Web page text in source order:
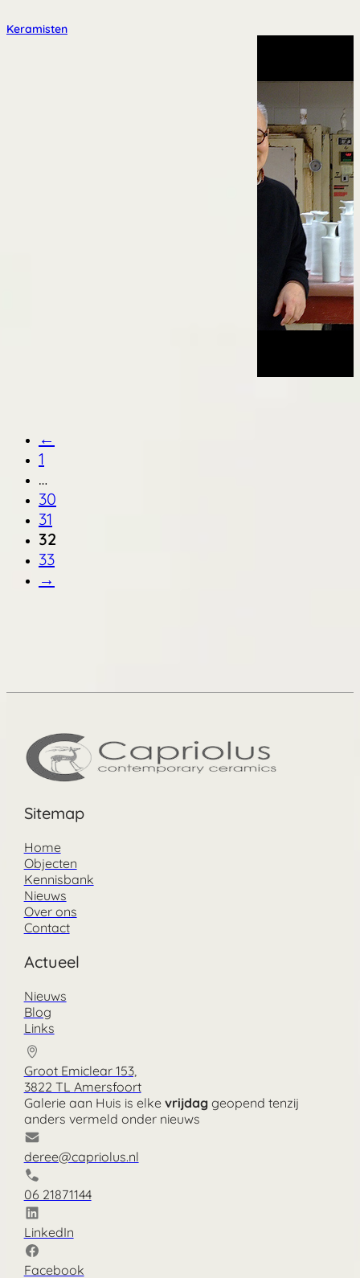
Keramisten
←
1
…
30
31
32
33
→
Sitemap
Home
Objecten
Kennisbank
Nieuws
Over ons
Contact
Actueel
Nieuws
Blog
Links
Groot Emiclear 153,
3822 TL Amersfoort
Galerie aan Huis is elke vrijdaggeopend tenzij
anders vermeld onder nieuws
deree@capriolus.nl
06 21871144
LinkedIn
Facebook